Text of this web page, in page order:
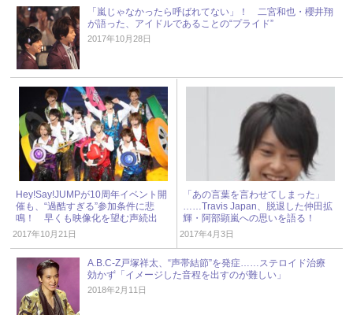
「嵐じゃなかったら呼ばれてない」！ 二宮和也・櫻井翔
が語った、アイドルであることの“プライド”
2017年10月28日
Hey!Say!JUMPが10周年イベント開
催も、“過酷すぎる”参加条件に悲
鳴！ 早くも映像化を望む声続出
2017年10月21日
「あの言葉を言わせてしまった」
……Travis Japan、脱退した仲田拡
輝・阿部顕嵐への思いを語る！
2017年4月3日
A.B.C-Z戸塚祥太、“声帯結節”を発症……ステロイド治療
効かず「イメージした音程を出すのが難しい」
2018年2月11日